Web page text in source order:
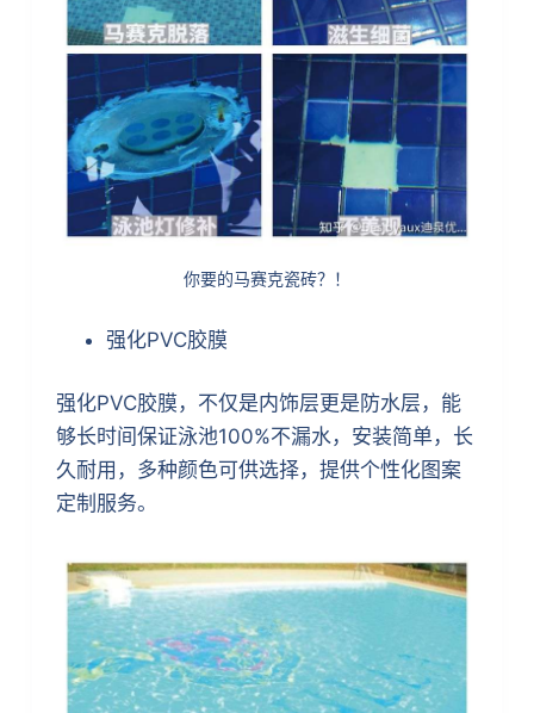
你要的马赛克瓷砖？！
强化PVC胶膜
强化PVC胶膜，不仅是内饰层更是防水层，能
够长时间保证泳池100%不漏水，安装简单，长
久耐用，多种颜色可供选择，提供个性化图案
定制服务。